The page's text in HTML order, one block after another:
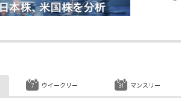
ウイークリー マンスリー